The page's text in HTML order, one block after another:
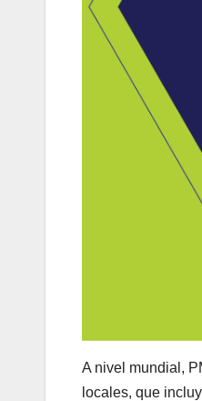
A nivel mundial,
locales, que